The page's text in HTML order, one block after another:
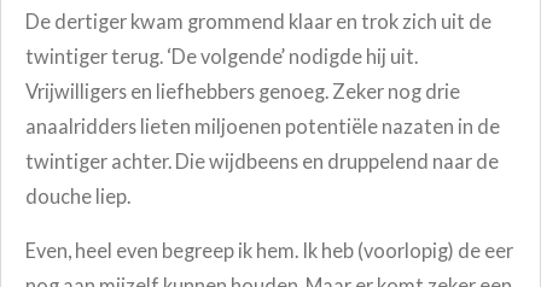
De dertiger kwam grommend klaar en trok zich uit de
twintiger terug. ‘De volgende’ nodigde hij uit.
Vrijwilligers en liefhebbers genoeg. Zeker nog drie
anaalridders lieten miljoenen potentiële nazaten in de
twintiger achter. Die wijdbeens en druppelend naar de
douche liep.
Even, heel even begreep ik hem. Ik heb (voorlopig) de eer